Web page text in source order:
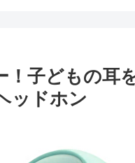
子どもの耳
ッドホン